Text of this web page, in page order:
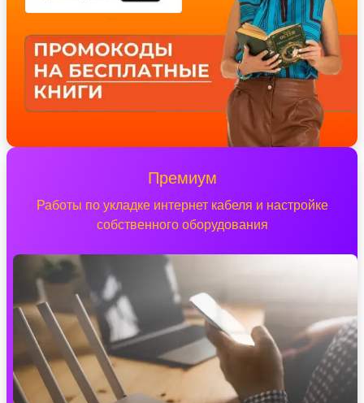
Премиум
Работы по укладке интернет кабеля и настройке
собственного оборудования